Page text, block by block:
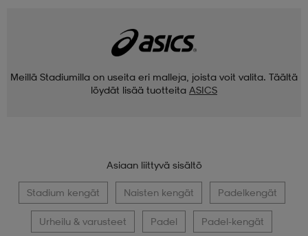
Meillä Stadiumilla on useita eri malleja, joista voit valita. Täältä
löydät lisää tuotteita ASICS
Asiaan liittyvä sisältö
Stadium kengät Naisten kengät Padelkengät
Urheilu & varusteet Padel Padel-kengät